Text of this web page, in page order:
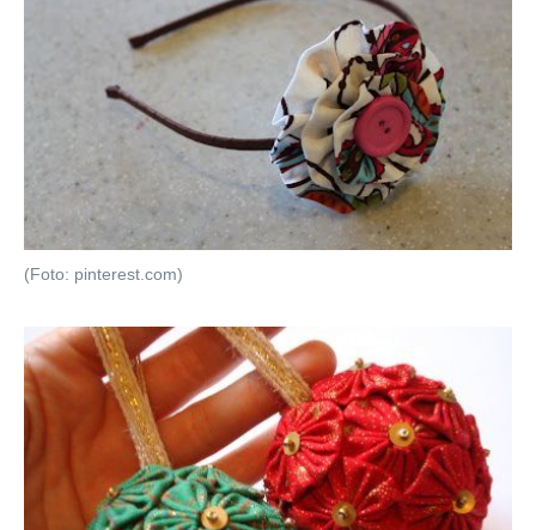
(Foto: pinterest.com)